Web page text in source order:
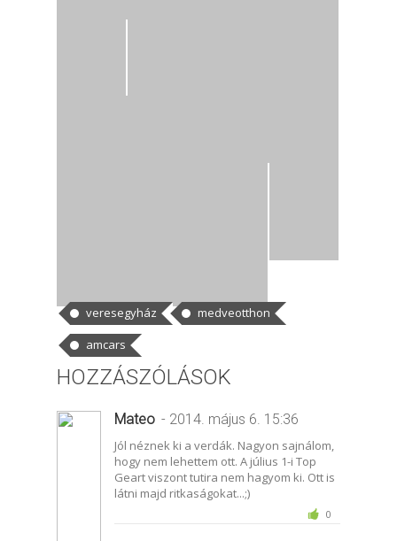
veresegyház
medveotthon
amcars
HOZZÁSZÓLÁSOK
Mateo - 2014. május 6. 15:36
Jól néznek ki a verdák. Nagyon sajnálom,
hogy nem lehettem ott. A július 1-i Top
Geart viszont tutira nem hagyom ki. Ott is
látni majd ritkaságokat...;)
0